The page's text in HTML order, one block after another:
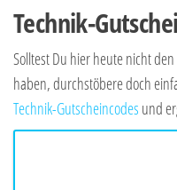
Technik-
Solltest Du hier heute nicht
haben, durchstöbere doch
Technik-Gutscheincodes und